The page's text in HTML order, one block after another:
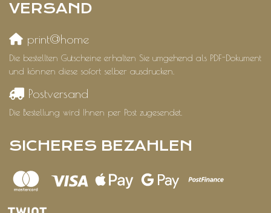
VERSAND
print@home
Die bestellten Gutscheine erhalten Sie umgehend als PDF-Dokument
und können diese sofort selber ausdrucken.
Postversand
Die Bestellung wird Ihnen per Post zugesendet.
SICHERES BEZAHLEN